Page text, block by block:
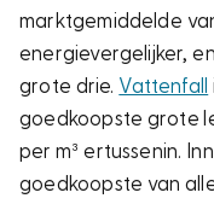
marktgemiddelde
energievergelijker,
grote drie. Vattenfall
goedkoopste grote
per m³ ertussenin.
goedkoopste van